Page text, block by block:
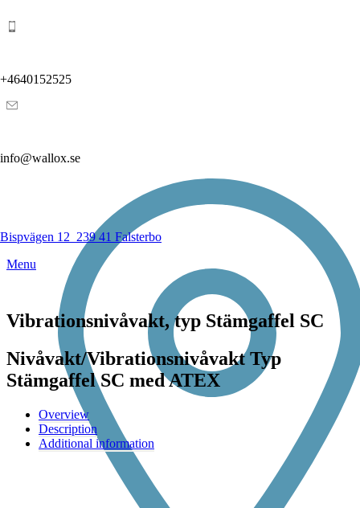
+4640152525
info@wallox.se
Bispvägen 12 239 41 Falsterbo
Menu
Vibrationsnivåvakt, typ Stämgaffel SC
Nivåvakt/Vibrationsnivåvakt Typ
Stämgaffel SC med ATEX
Overview
Description
Additional information